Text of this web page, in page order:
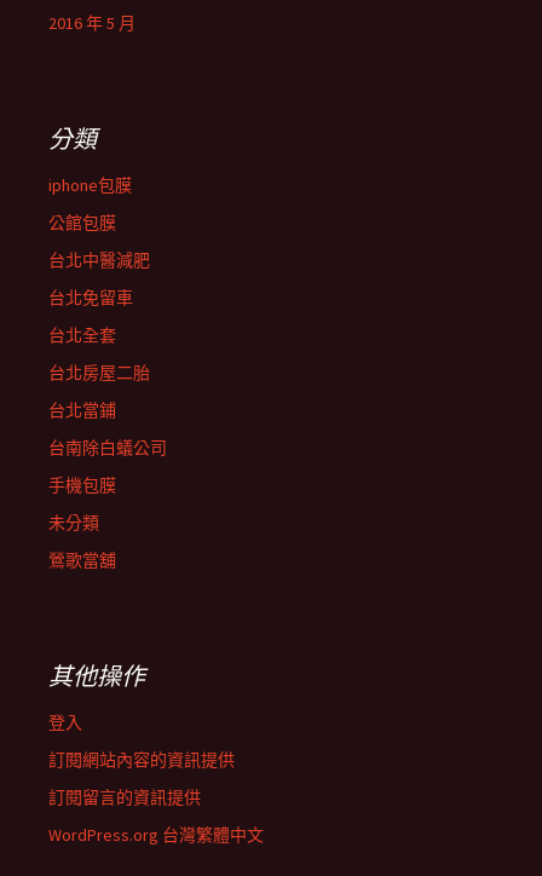
2016 年 5 月
分類
iphone包膜
公館包膜
台北中醫減肥
台北免留車
台北全套
台北房屋二胎
台北當鋪
台南除白蟻公司
手機包膜
未分類
鶯歌當舖
其他操作
登入
訂閱網站內容的資訊提供
訂閱留言的資訊提供
WordPress.org 台灣繁體中文